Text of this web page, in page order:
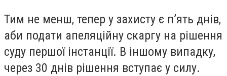
Тим не менш, тепер у захисту є п’ять днів,
аби подати апеляційну скаргу на рішення
суду першої інстанції. В іншому випадку,
через 30 днів рішення вступає у силу.